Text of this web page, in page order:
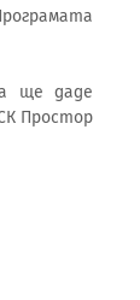
ще даде
Простор